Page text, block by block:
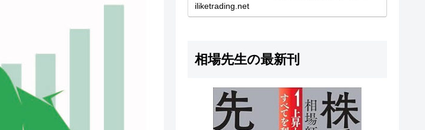
がる」「チャートを見ても結局ど
iliketrading.net
相場先生の最新刊